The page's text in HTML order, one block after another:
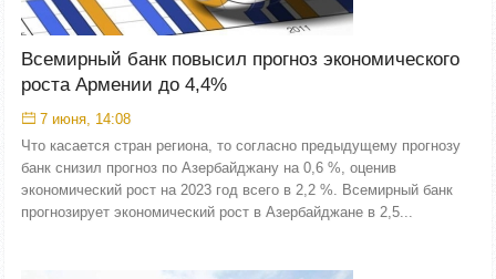
Всемирный банк повысил прогноз экономического
роста Армении до 4,4%
7 июня, 14:08
Что касается стран региона, то согласно предыдущему прогнозу
банк снизил прогноз по Азербайджану на 0,6 %, оценив
экономический рост на 2023 год всего в 2,2 %. Всемирный банк
прогнозирует экономический рост в Азербайджане в 2,5...